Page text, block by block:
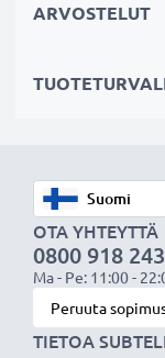
✔ Suojaa
✔ Yleinen
Tekniset tiedot:
Halkaisija:Ø
Materiaali:
ARVOSTELUT
OTA YHTEYTTÄ
0800 918 243
Ma - Pe: 11:00 -
Peruuta
TIETOA